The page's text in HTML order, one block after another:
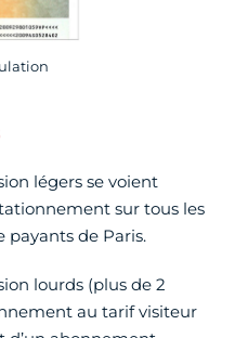
légers se voient
sur tous les
payants de Paris.
lourds (plus de 2
au tarif visiteur